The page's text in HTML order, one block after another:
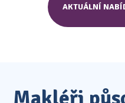
AKTUÁLNÍ